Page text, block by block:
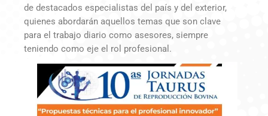
de destacados especialistas del país y del exterior,
quienes abordarán aquellos temas que son clave
para el trabajo diario como asesores, siempre
teniendo como eje el rol profesional.